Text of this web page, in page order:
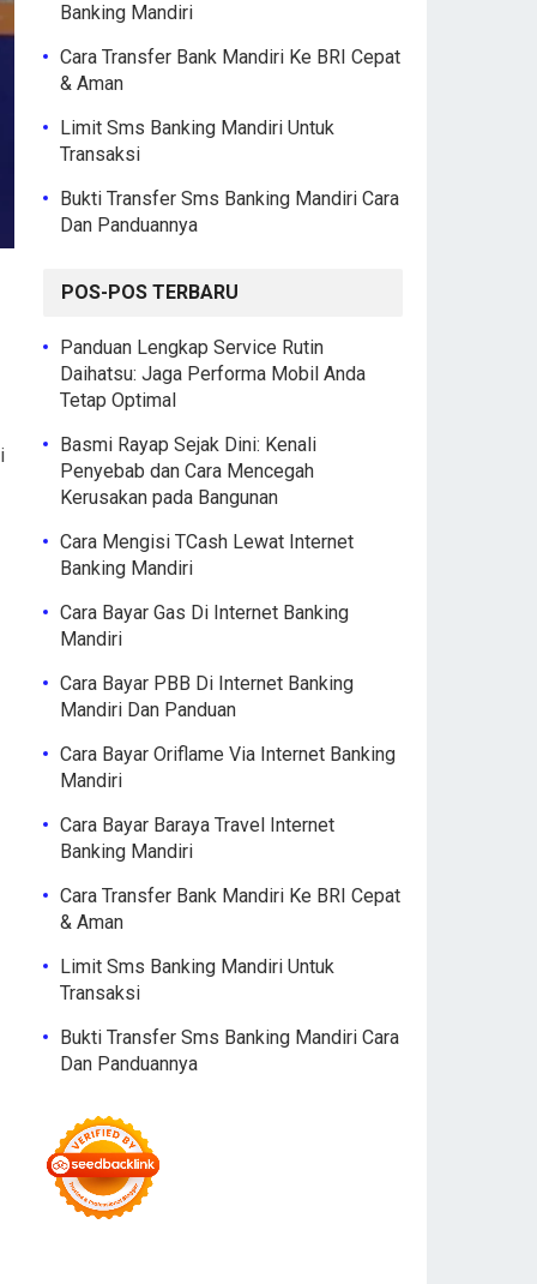
Banking Mandiri
Cara Transfer Bank Mandiri Ke BRI Cepat
& Aman
Limit Sms Banking Mandiri Untuk
Transaksi
Bukti Transfer Sms Banking Mandiri Cara
Dan Panduannya
POS-POS TERBARU
Panduan Lengkap Service Rutin
Daihatsu: Jaga Performa Mobil Anda
Tetap Optimal
Basmi Rayap Sejak Dini: Kenali
Penyebab dan Cara Mencegah
Kerusakan pada Bangunan
Cara Mengisi TCash Lewat Internet
Banking Mandiri
Cara Bayar Gas Di Internet Banking
Mandiri
Cara Bayar PBB Di Internet Banking
Mandiri Dan Panduan
Cara Bayar Oriflame Via Internet Banking
Mandiri
Cara Bayar Baraya Travel Internet
Banking Mandiri
Cara Transfer Bank Mandiri Ke BRI Cepat
& Aman
Limit Sms Banking Mandiri Untuk
Transaksi
Bukti Transfer Sms Banking Mandiri Cara
Dan Panduannya